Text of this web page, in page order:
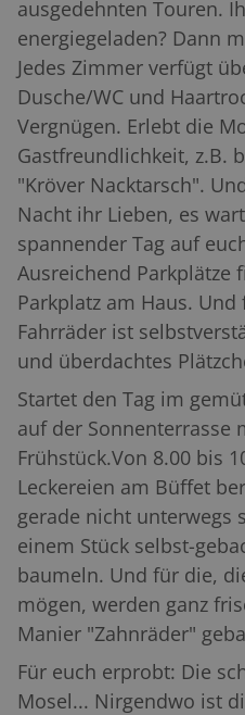
ausgedehnten Touren.
energiegeladen? Dann
Jedes Zimmer verfügt
Dusche/WC und
Vergnügen. Erlebt die
Gastfreundlichkeit, z.B.
"Kröver Nacktarsch".
Nacht ihr Lieben, es
spannender Tag auf
Ausreichend Parkplätze
Parkplatz am Haus.
Fahrräder ist
und überdachtes
Startet den Tag im
auf der Sonnenterrasse
Frühstück.Von 8.00 bis
Leckereien am Büffet
gerade nicht unterwegs
einem Stück selbst-
baumeln. Und für die,
mögen, werden ganz
Manier "Zahnräder"
Für euch erprobt: Die
Mosel... Nirgendwo ist